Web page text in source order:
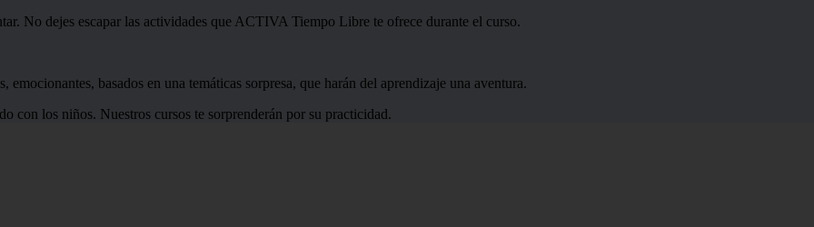
No dejes escapar las actividades que ACTIVA Tiempo Libre te ofrece durante el curso.
basados en una temáticas sorpresa, que harán del aprendizaje una aventura.
con los niños. Nuestros cursos te sorprenderán por su practicidad.